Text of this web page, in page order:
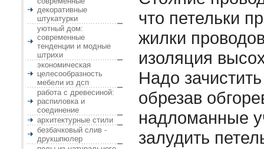
декоративные
штукатурки
уютный дом:
современные
тенденции и модные
штрихи
экономическая
целесообразность
мебели из дсп
работа с древесиной:
распиловка и
соединение
архитектурные стили
безбачковый слив -
друкшпюлер
что петельки
жилки
изоляция
Надо
обрезав
надломанные
залудить